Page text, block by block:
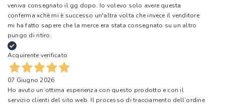
veniva consegnato il gg dopo. Io volevo solo avere questa
conferma xchè mi è successo un'altra volta che invece il venditore
mi ha fatto sapere che la merce era stata consegnato su un altro
pungo di ritiro.
Acquirente verificato
07 Giugno 2026
Ho avuto un’ottima esperienza con questo prodotto e con il
servizio clienti del sito web. Il processo di tracciamento dell’ordine